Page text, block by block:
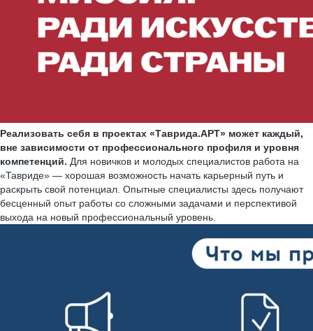
Реализовать себя в проектах «Таврида.АРТ» может каждый,
вне зависимости от профессионального профиля и уровня
компетенций. Для новичков и молодых специалистов работа на
«Тавриде» — хорошая возможность начать карьерный путь и
раскрыть свой потенциал. Опытные специалисты здесь получают
бесценный опыт работы со сложными задачами и перспективой
выхода на новый профессиональный уровень.